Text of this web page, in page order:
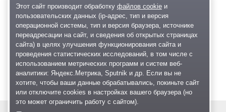
Быстрый вход/регистрация, используя профиль в:
Этот сайт производит обработку файлов cookieи
пользовательских данных (ip-адрес, тип и версия
операционной системы, тип и версия браузера, источнике
переадресации на сайт, и сведения об открытых страницах
сайта) в целях улучшения функционирования сайта и
проведения статистических исследований, в том числе с
использованием метрических программ и систем веб-
аналитики: Яндекс.Метрика, Sputnik и др. Если вы не
хотите, чтобы ваши данные обрабатывались, покиньте сайт
или отключите cookies в настройках вашего браузера (но
это может ограничить работу с сайтом).